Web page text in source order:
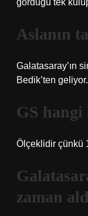
gördüğü tek
Aslanın
Galatasaray’ın
Bedik’ten geliyor.
GS hangi
Ölçeklidir çünkü
zaman